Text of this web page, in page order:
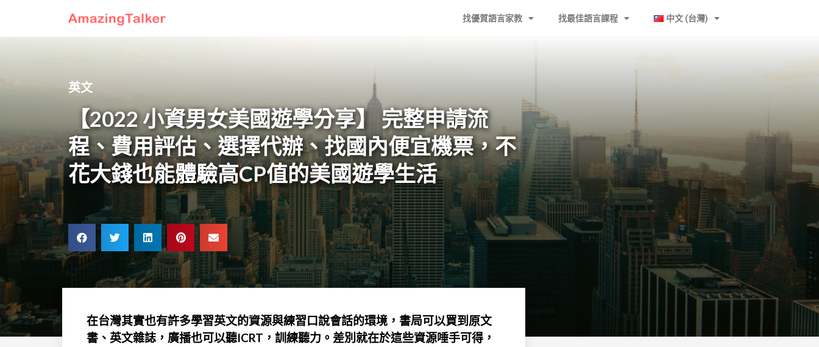
找優質語言家教 找最佳語言課程 中文 (台灣)
英文
【2022 小資男女美國遊學分享】 完整申請流
程、費用評估、選擇代辦、找國內便宜機票，不
花大錢也能體驗高CP值的美國遊學生活
在台灣其實也有許多學習英文的資源與練習口說會話的環境，書局可以買到原文
書、英文雜誌，廣播也可以聽ICRT，訓練聽力。差別就在於這些資源唾手可得，